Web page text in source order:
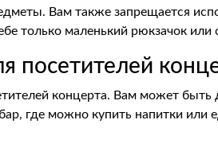
Вам также запрещается
только маленький рюкзачок
посетителей
концерта. Вам может быть
где можно купить напитки или